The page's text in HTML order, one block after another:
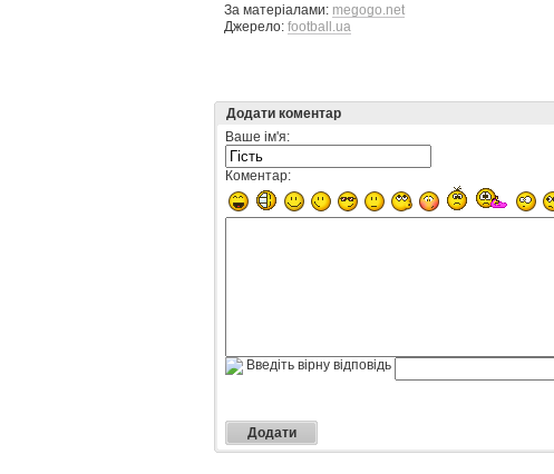
За матеріалами: megogo.net
Джерело: football.ua
Додати коментар
Ваше ім'я:
Коментар:
Введіть вірну відповідь